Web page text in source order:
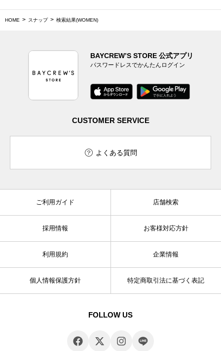
HOME スナップ 検索結果(WOMEN)
BAYCREW’S STORE 公式アプリ
パスワードレスでかんたんログイン
CUSTOMER SERVICE
よくある質問
ご利用ガイド 店舗検索
採用情報 お客様対応方針
利用規約 企業情報
個人情報保護方針 特定商取引法に基づく表記
FOLLOW US